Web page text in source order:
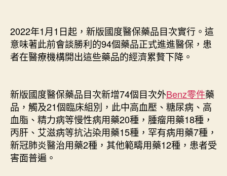
2022年1月1日起，新版國度醫保藥品目次實行。這
意味著此前會談勝利的94個藥品正式進進醫保，患
者在醫療機構開出這些藥品的經濟累贅下降。
新版國度醫保藥品目次新增74個目次外Benz零件藥
品，觸及21個臨床組別，此中高血壓、糖尿病、高
血脂、精力病等慢性病用藥20種，腫瘤用藥18種，
丙肝、艾滋病等抗沾染用藥15種，罕有病用藥7種，
新冠肺炎醫治用藥2種，其他範疇用藥12種，患者受
害面普遍。